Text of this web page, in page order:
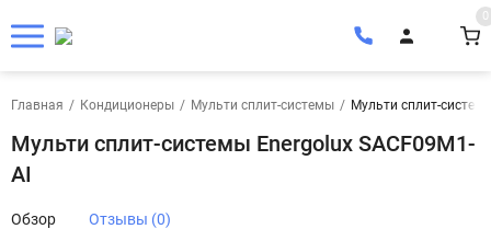
0
Главная / Кондиционеры / Мульти сплит-системы / Мульти сплит-
Мульти сплит-системы Energolux SACF09M1-
AI
Обзор Отзывы (0)